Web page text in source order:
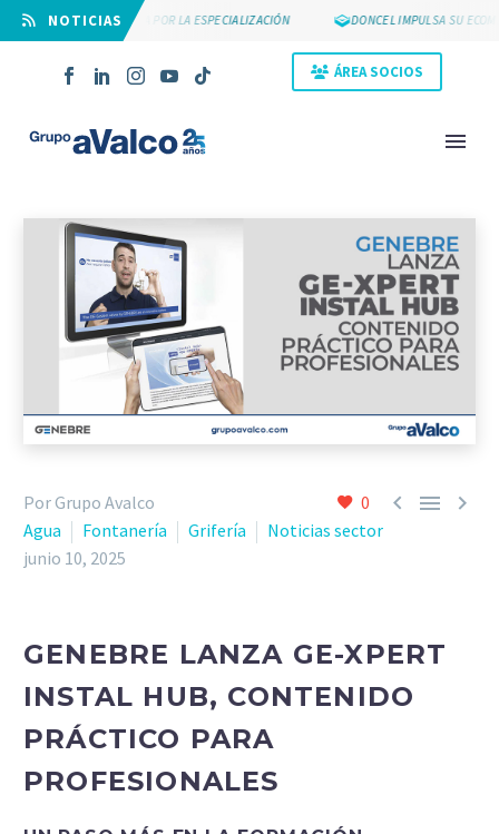
⠀NOTICIAS
SUYCAL 2000 APUESTA POR LA ESPECIALIZACIÓN DONCEL IMPULSA SU
ÁREA SOCIOS
0   
Por Grupo Avalco
Agua
Fontanería Grifería
Noticias sector
junio 10, 2025
GENEBRE LANZA GE-XPERT
INSTAL HUB, CONTENIDO
PRÁCTICO PARA
PROFESIONALES